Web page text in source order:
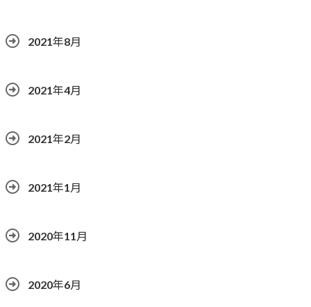
2021年8月
2021年4月
2021年2月
2021年1月
2020年11月
2020年6月